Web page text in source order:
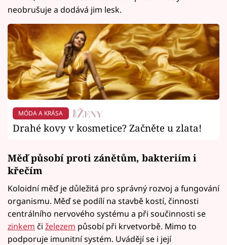
neobrušuje a dodává jim lesk.
MÓDA A KRÁSA
Drahé kovy v kosmetice? Začněte u zlata!
Měď působí proti zánětům, bakteriím i
křečím
Koloidní měď je důležitá pro správný rozvoj a fungování
organismu. Měď se podílí na stavbě kostí, činnosti
centrálního nervového systému a při součinnosti se
zinkem či železem působí při krvetvorbě. Mimo to
podporuje imunitní systém. Uvádějí se i její